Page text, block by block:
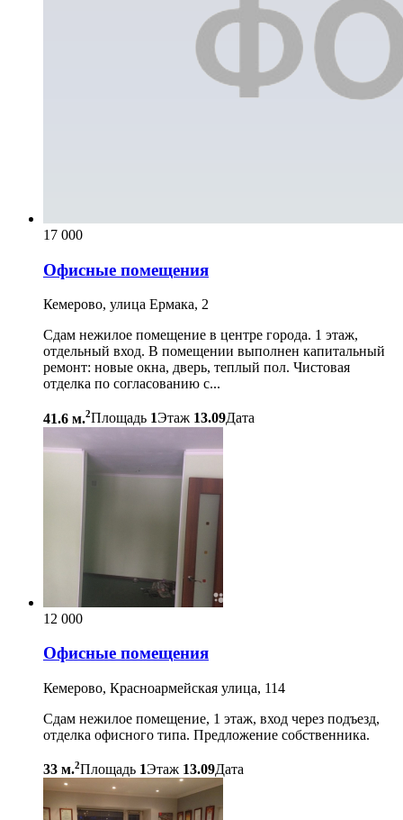
17 000
Офисные помещения
Кемерово, улица Ермака, 2
Сдам нежилое помещение в центре города. 1 этаж,
отдельный вход. В помещении выполнен капитальный
ремонт: новые окна, дверь, теплый пол. Чистовая
отделка по согласованию с...
41.6 м.2Площадь 1Этаж 13.09Дата
12 000
Офисные помещения
Кемерово, Красноармейская улица, 114
Сдам нежилое помещение, 1 этаж, вход через подъезд,
отделка офисного типа. Предложение собственника.
33 м.2Площадь 1Этаж 13.09Дата